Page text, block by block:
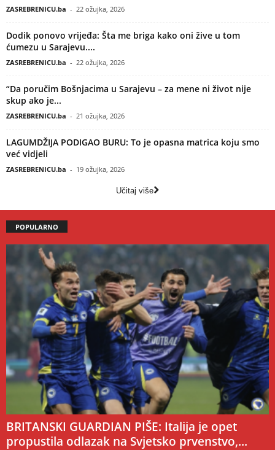
ZASREBRENICU.ba - 22 ožujka, 2026
Dodik ponovo vrijeđa: Šta me briga kako oni žive u tom
ćumezu u Sarajevu....
ZASREBRENICU.ba - 22 ožujka, 2026
“Da poručim Bošnjacima u Sarajevu – za mene ni život nije
skup ako je...
ZASREBRENICU.ba - 21 ožujka, 2026
LAGUMDŽIJA PODIGAO BURU: To je opasna matrica koju smo
već vidjeli
ZASREBRENICU.ba - 19 ožujka, 2026
Učitaj više
POPULARNO
BRITANSKI GUARDIAN PIŠE: Italija je opet
propustila odlazak na Svjetsko prvenstvo,...